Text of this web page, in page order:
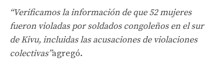
“Verificamos la información de que 52 mujeres
fueron violadas por soldados congoleños en el sur
de Kivu, incluidas las acusaciones de violaciones
colectivas”agregó.